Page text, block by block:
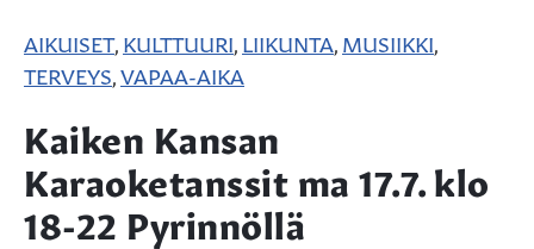
AIKUISET, KULTTUURI LIIKUNTA MUSIIKKI
TERVEYS VAPAA-AIKA
Kaiken Kansan
Karaoketanssit ma 17.7. klo
18-22 Pyrinnöllä